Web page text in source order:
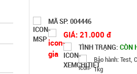
Gỗ Aroma - CAO
MÃ SP: 003185
GIÁ: 52.000 đ
TÌNH TRẠNG:CÒN
Bảo hành: Test